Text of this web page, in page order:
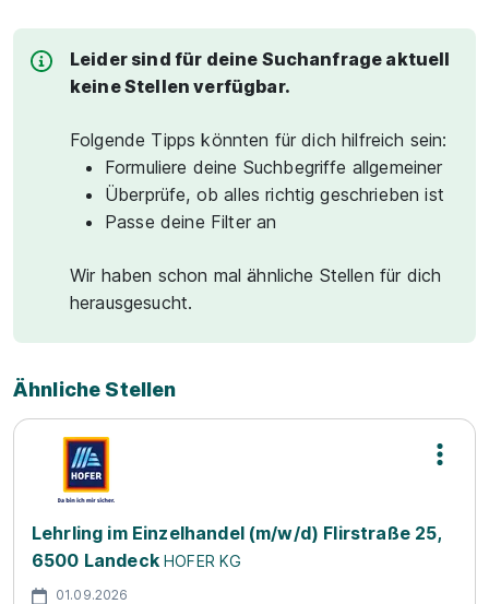
Leider sind für deine Suchanfrage aktuell
keine Stellen verfügbar.
Folgende Tipps könnten für dich hilfreich sein:
Formuliere deine Suchbegriffe allgemeiner
Überprüfe, ob alles richtig geschrieben ist
Passe deine Filter an
Wir haben schon mal ähnliche Stellen für dich
herausgesucht.
Ähnliche Stellen
Lehrling im Einzelhandel (m/w/d) Flirstraße 25,
6500 Landeck HOFER KG
01.09.2026